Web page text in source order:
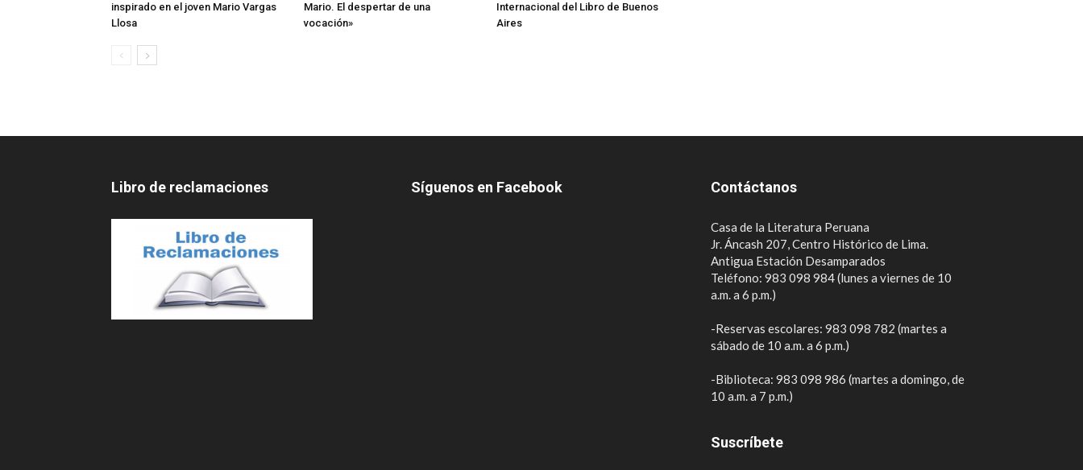
inspirado en el joven Mario Vargas
Llosa
Mario. El despertar de una
vocación»
Internacional del Libro de Buenos
Aires
Libro de reclamaciones Síguenos en Facebook Contáctanos
Casa de la Literatura Peruana
Jr. Áncash 207, Centro Histórico de Lima.
Antigua Estación Desamparados
Teléfono: 983 098 984 (lunes a viernes de 10
a.m. a 6 p.m.)
-Reservas escolares: 983 098 782 (martes a
sábado de 10 a.m. a 6 p.m.)
-Biblioteca: 983 098 986 (martes a domingo, de
10 a.m. a 7 p.m.)
Suscríbete